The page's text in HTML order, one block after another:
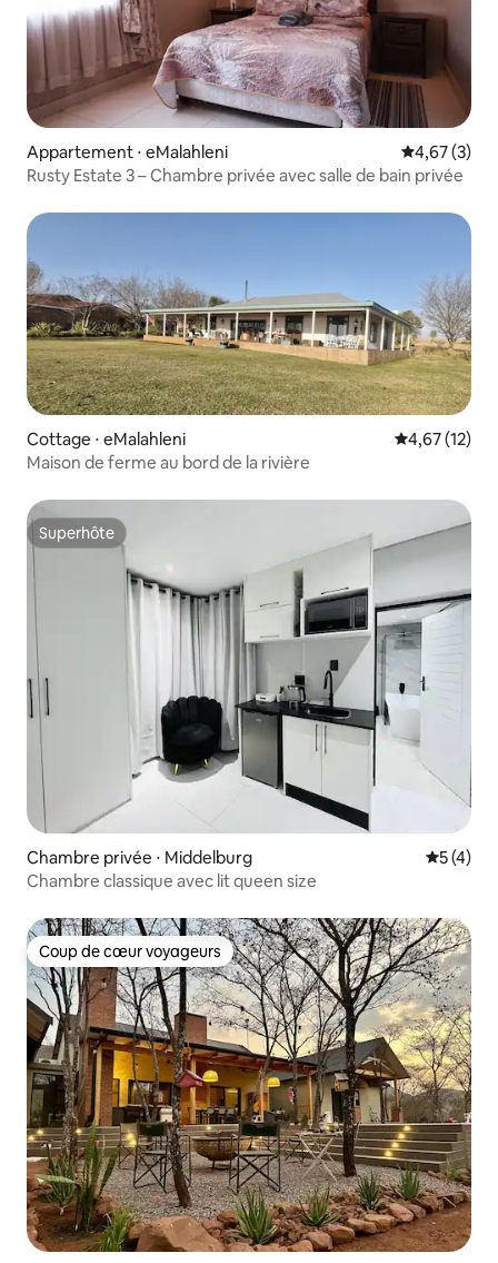
Appartement ⋅ eMalahleni Évaluation
4,67 (3)
Rusty Estate 3 – Chambre privée avec salle de bain privée
Cottage ⋅ eMalahleni Évaluation
4,67 (12)
Maison de ferme au bord de la rivière
Superhôte
Superhôte
Chambre privée ⋅ Middelburg
5 (4)
Chambre classique avec lit queen size
Coup de cœur voyageurs
Coup de cœur voyageurs